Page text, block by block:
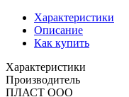
Характеристики
Описание
Как купить
Характеристики
Производитель
ПЛАСТ ООО